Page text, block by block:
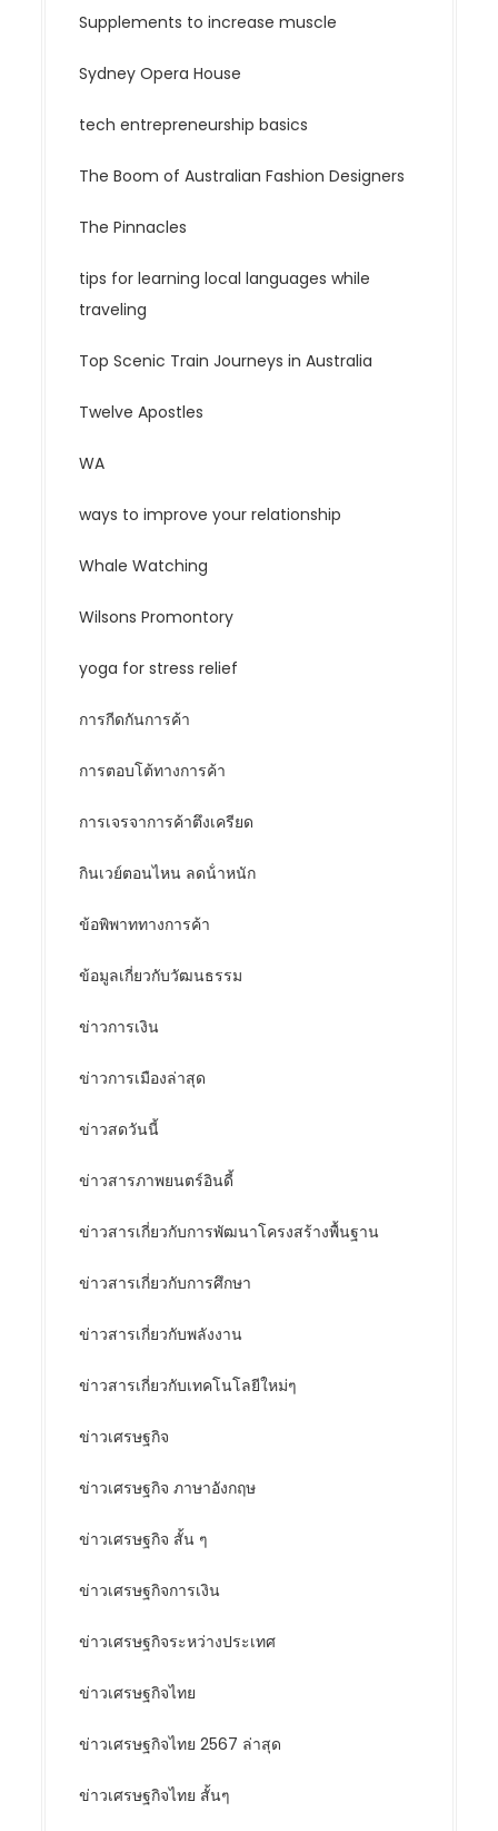
Supplements to increase muscle
Sydney Opera House
tech entrepreneurship basics
The Boom of Australian Fashion Designers
The Pinnacles
tips for learning local languages while
traveling
Top Scenic Train Journeys in Australia
Twelve Apostles
WA
ways to improve your relationship
Whale Watching
Wilsons Promontory
yoga for stress relief
การกีดกันการค้า
การตอบโต้ทางการค้า
การเจรจาการค้าตึงเครียด
กินเวย์ตอนไหน ลดน้ําหนัก
ข้อพิพาททางการค้า
ข้อมูลเกี่ยวกับวัฒนธรรม
ข่าวการเงิน
ข่าวการเมืองล่าสุด
ข่าวสดวันนี้
ข่าวสารภาพยนตร์อินดี้
ข่าวสารเกี่ยวกับการพัฒนาโครงสร้างพื้นฐาน
ข่าวสารเกี่ยวกับการศึกษา
ข่าวสารเกี่ยวกับพลังงาน
ข่าวสารเกี่ยวกับเทคโนโลยีใหม่ๆ
ข่าวเศรษฐกิจ
ข่าวเศรษฐกิจ ภาษาอังกฤษ
ข่าวเศรษฐกิจ สั้น ๆ
ข่าวเศรษฐกิจการเงิน
ข่าวเศรษฐกิจระหว่างประเทศ
ข่าวเศรษฐกิจไทย
ข่าวเศรษฐกิจไทย 2567 ล่าสุด
ข่าวเศรษฐกิจไทย สั้นๆ